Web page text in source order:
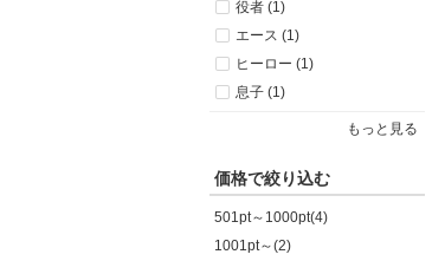
役者 (1)
エース (1)
ヒーロー (1)
息子 (1)
もっと見る
価格で絞り込む
501pt～1000pt(4)
1001pt～(2)